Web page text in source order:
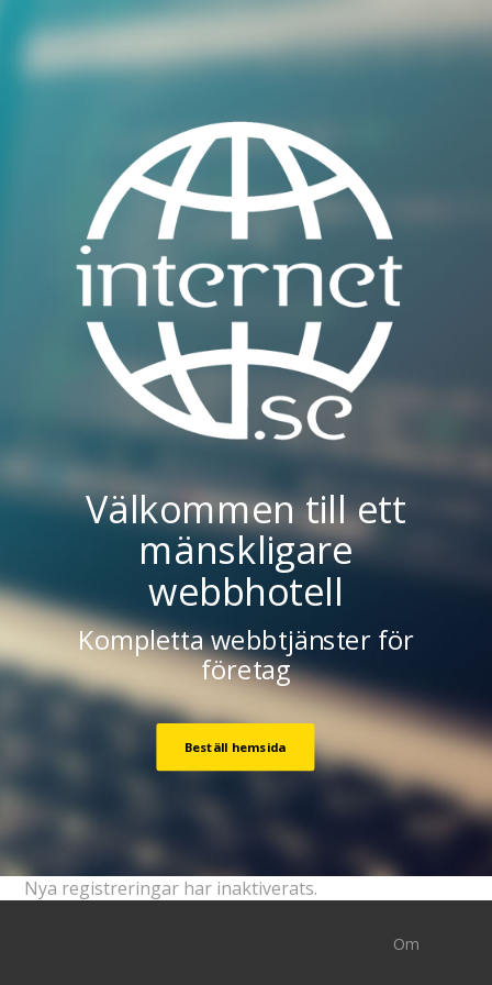
Välkommen till ett
mänskligare
webbhotell
Kompletta webbtjänster för
företag
Beställ hemsida
Nya registreringar har inaktiverats.
Om